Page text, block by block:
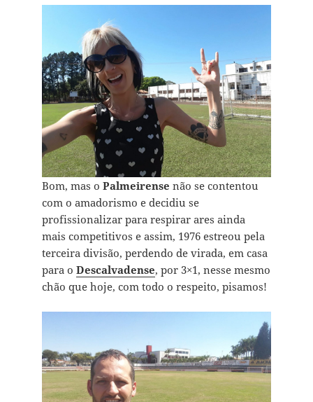
Bom, mas o Palmeirense não se contentou
com o amadorismo e decidiu se
profissionalizar para respirar ares ainda
mais competitivos e assim, 1976 estreou pela
terceira divisão, perdendo de virada, em casa
para o Descalvadense, por 3×1, nesse mesmo
chão que hoje, com todo o respeito, pisamos!